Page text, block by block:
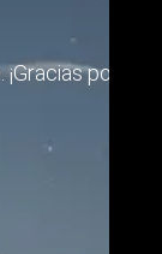
por su